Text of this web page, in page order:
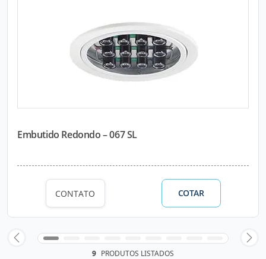
Embutido Redondo – 067 SL
CONTATO COTAR
9 PRODUTOS LISTADOS